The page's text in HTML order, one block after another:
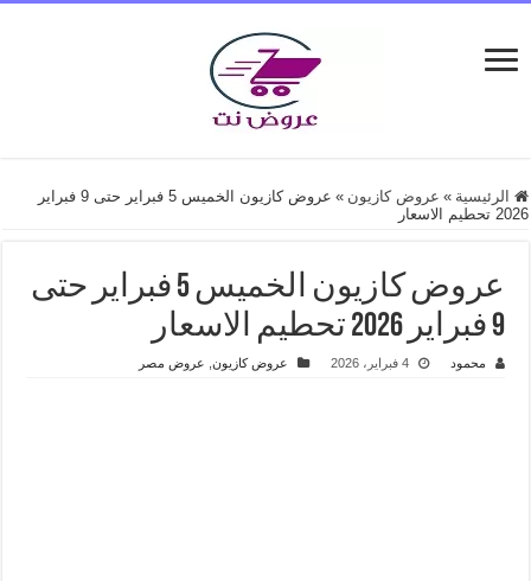
الرئيسية » عروض كازيون »
عروض كازيون الخميس 5 فبراير حتى 9 فبراير
2026 تحطيم الاسعار
عروض كازيون الخميس 5 فبراير حتى
9 فبراير 2026 تحطيم الاسعار
محمود 4 فبراير، 2026 عروض كازيون, عروض مصر